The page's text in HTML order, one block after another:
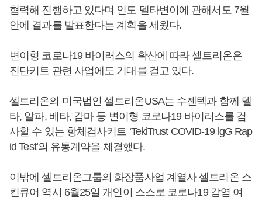
협력해 진행하고 있다며 인도 델타변이에 관해서도 7월
안에 결과를 발표한다는 계획을 세웠다.
변이형 코로나19 바이러스의 확산에 따라 셀트리온은
진단키트 관련 사업에도 기대를 걸고 있다.
셀트리온의 미국법인 셀트리온USA는 수젠텍과 함께 델
타, 알파, 베타, 감마 등 변이형 코로나19 바이러스를 검
사할 수 있는 항체검사키트 ‘TekiTrust COVID-19 lgG Rap
id Test’의 유통계약을 체결했다.
이밖에 셀트리온그룹의 화장품사업 계열사 셀트리온 스
킨큐어 역시 6월25일 개인이 스스로 코로나19 감염 여